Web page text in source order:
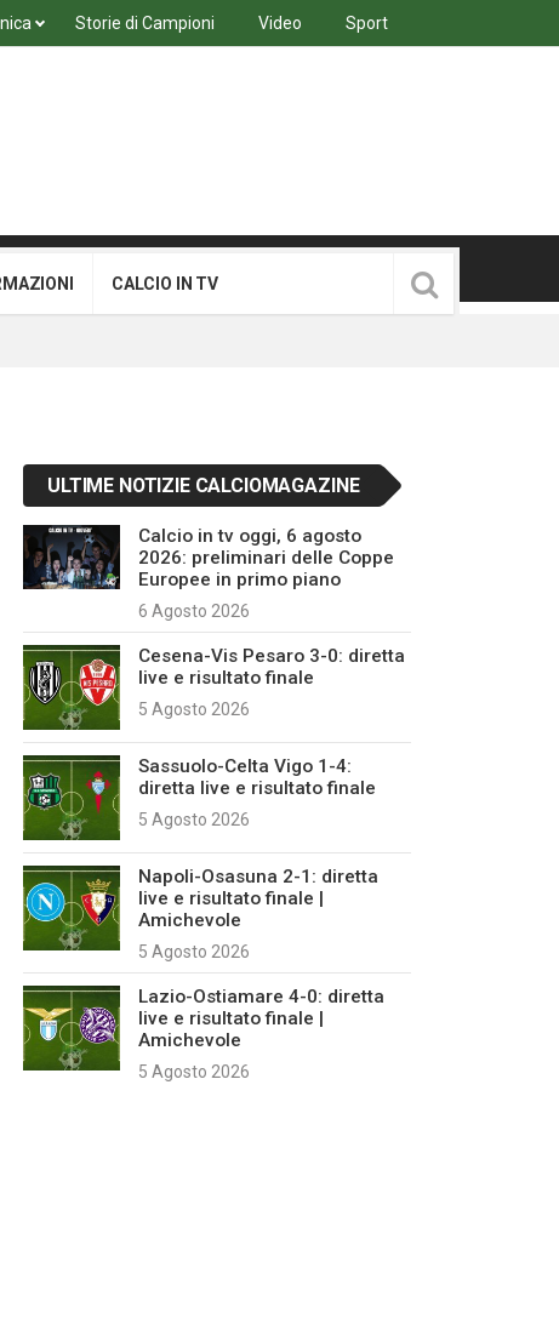
Storie di Campioni Video Sport
CALCIO IN TV
ULTIME NOTIZIE CALCIOMAGAZINE
Calcio in tv oggi, 6 agosto
2026: preliminari delle Coppe
Europee in primo piano
6 Agosto 2026
Cesena-Vis Pesaro 3-0: diretta
live e risultato finale
5 Agosto 2026
Sassuolo-Celta Vigo 1-4:
diretta live e risultato finale
5 Agosto 2026
Napoli-Osasuna 2-1: diretta
live e risultato finale |
Amichevole
5 Agosto 2026
Lazio-Ostiamare 4-0: diretta
live e risultato finale |
Amichevole
5 Agosto 2026